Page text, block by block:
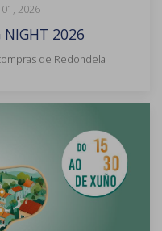
01, 2026
NIGHT 2026
de Redondela